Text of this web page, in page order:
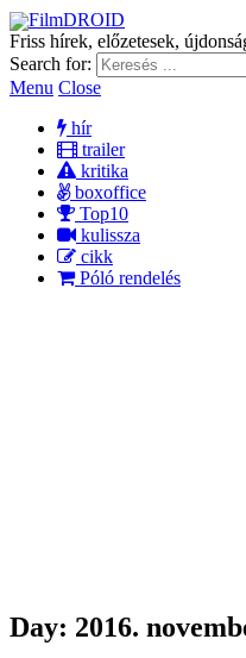
FilmDROID
Friss hírek, előzetesek,
Search for:
Menu Close
hír
trailer
kritika
boxoffice
Top10
kulissza
cikk
Póló rendelés
Day: 2016.